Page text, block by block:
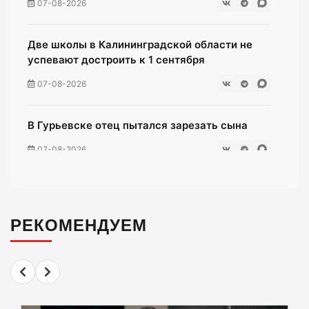
07-08-2026
Две школы в Калининградской области не
успевают достроить к 1 сентября
07-08-2026
В Гурьевске отец пытался зарезать сына
07-08-2026
07-08-2026
«Мираторг» загадил окрестности
Люблинского водохранилища тухлой
курятиной.
РЕКОМЕНДУЕМ